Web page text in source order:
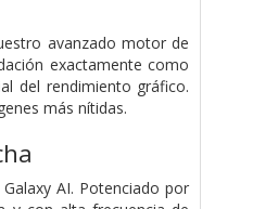
avanzado motor de
exactamente como
del rendimiento gráfico.
más nítidas.
AI. Potenciado por